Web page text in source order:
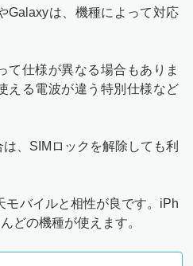
Galaxyは、機種によって対応
て仕様が異なる場合もありま
える電波が違う特別仕様など
、SIMロックを解除しても利
モバイルと相性が良です。iPh
どの機種が使えます。